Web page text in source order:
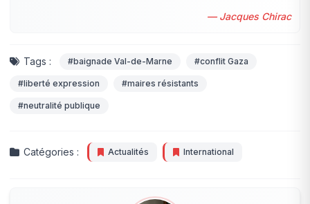
— Jacques Chirac
Tags : #baignade Val-de-Marne #conflit Gaza
#liberté expression #maires résistants
#neutralité publique
Catégories : Actualités International